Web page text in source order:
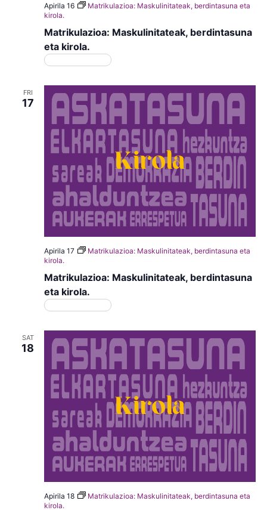
Matrikulazioa: Maskulinitateak, berdintasuna
eta kirola.
Apirila 16
Matrikulazioa: Maskulinitateak, berdintasuna eta
kirola.
FRI
17
Matrikulazioa: Maskulinitateak, berdintasuna
eta kirola.
Apirila 17
Matrikulazioa: Maskulinitateak, berdintasuna eta
kirola.
SAT
18
Apirila 18
Matrikulazioa: Maskulinitateak, berdintasuna eta
kirola.